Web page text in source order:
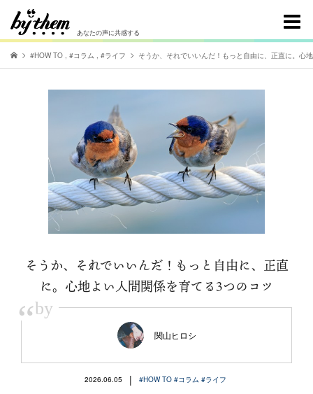
あなたの声に共感する
#HOW TO , #コラム , #ライフ そうか、それでいいんだ！もっと自由に、正直に。心
そうか、それでいいんだ！もっと自由に、正直
に。心地よい人間関係を育てる3つのコツ
“by
関山ヒロシ
2026.06.05 | #HOW TO #コラム #ライフ